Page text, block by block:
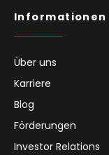
Informationen
Über uns
Karriere
Blog
Förderungen
Investor Relations